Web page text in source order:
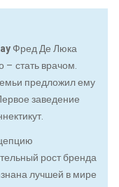
Фред Де Люка
стать врачом.
предложил ему
заведение
рост бренда
лучшей в мире